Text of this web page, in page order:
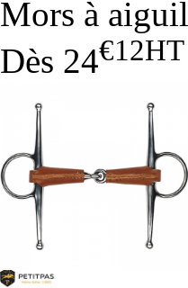
Mors à
Dès 24€12HT